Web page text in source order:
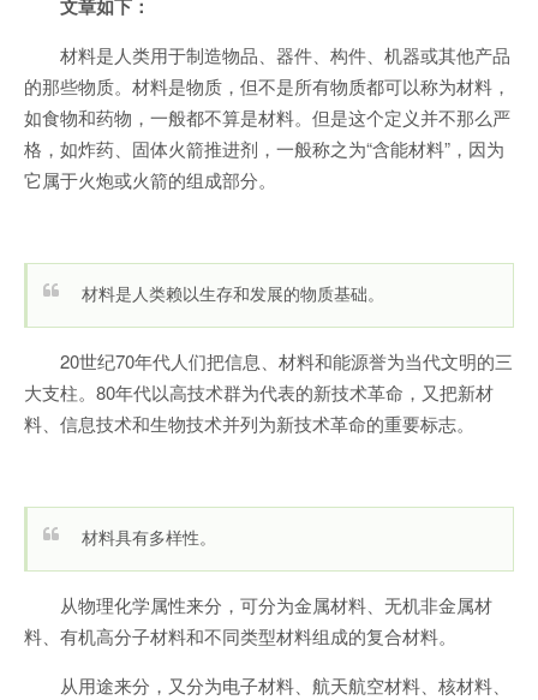
文章如下：
材料是人类用于制造物品、器件、构件、机器或其他产品
的那些物质。材料是物质，但不是所有物质都可以称为材料，
如食物和药物，一般都不算是材料。但是这个定义并不那么严
格，如炸药、固体火箭推进剂，一般称之为“含能材料”，因为
它属于火炮或火箭的组成部分。
材料是人类赖以生存和发展的物质基础。
20世纪70年代人们把信息、材料和能源誉为当代文明的三
大支柱。80年代以高技术群为代表的新技术革命，又把新材
料、信息技术和生物技术并列为新技术革命的重要标志。
材料具有多样性。
从物理化学属性来分，可分为金属材料、无机非金属材
料、有机高分子材料和不同类型材料组成的复合材料。
从用途来分，又分为电子材料、航天航空材料、核材料、